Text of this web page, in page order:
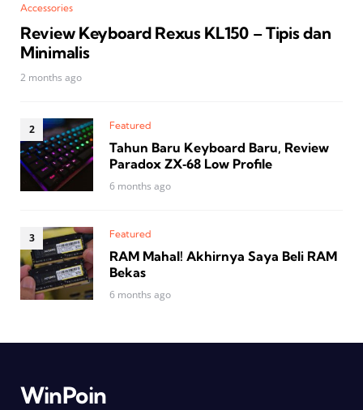
Accessories
Review Keyboard Rexus KL150 – Tipis dan
Minimalis
2 months ago
Featured
Tahun Baru Keyboard Baru, Review
Paradox ZX‑68 Low Profile
6 months ago
Featured
RAM Mahal! Akhirnya Saya Beli RAM
Bekas
6 months ago
WinPoin